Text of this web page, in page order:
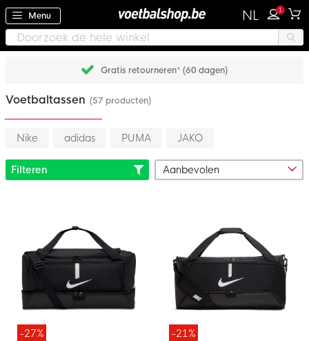
Menu NL 1
Gratis retourneren* (60 dagen)
Voetbaltassen (57 producten)
Nike adidas PUMA JAKO
Filteren
-27%
-21%